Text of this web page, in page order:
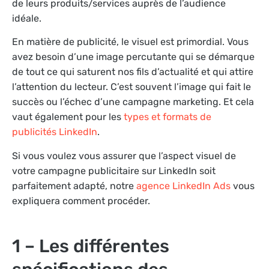
de leurs produits/services auprès de l’audience
idéale.
En matière de publicité, le visuel est primordial. Vous
avez besoin d’une image percutante qui se démarque
de tout ce qui saturent nos fils d’actualité et qui attire
l’attention du lecteur. C’est souvent l’image qui fait le
succès ou l’échec d’une campagne marketing. Et cela
vaut également pour les types et formats de
publicités LinkedIn.
Si vous voulez vous assurer que l’aspect visuel de
votre campagne publicitaire sur LinkedIn soit
parfaitement adapté, notre agence LinkedIn Ads vous
expliquera comment procéder.
1 – Les différentes